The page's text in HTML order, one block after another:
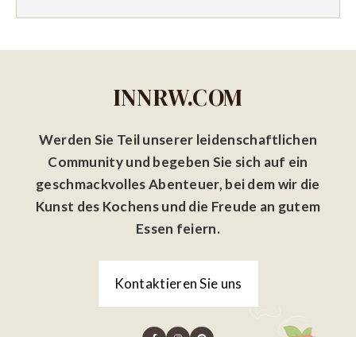
INNRW.COM
Werden Sie Teil unserer leidenschaftlichen
Community und begeben Sie sich auf ein
geschmackvolles Abenteuer, bei dem wir die
Kunst des Kochens und die Freude an gutem
Essen feiern.
Kontaktieren Sie uns